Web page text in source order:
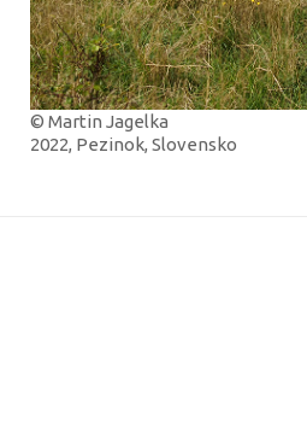
© Martin Jagelka
2022, Pezinok, Slovensko